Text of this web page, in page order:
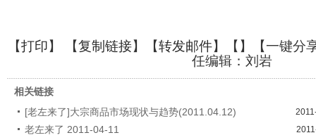
【打印】 【复制链接】【转发邮件】【 】
【一键分
任编辑：刘岩
相关链接
[老左来了]大宗商品市场现状与趋势(2011.04.12)
老左来了 2011-04-11